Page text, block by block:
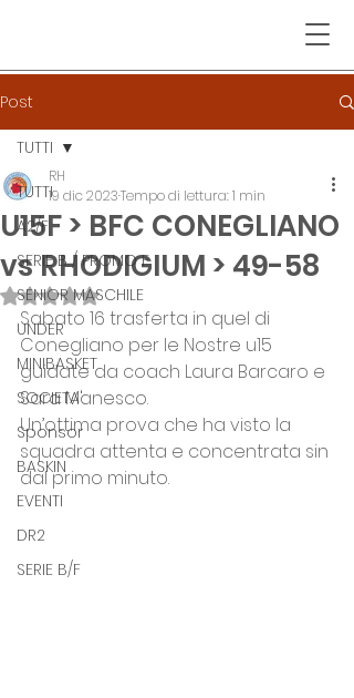
Post
TUTTI
A2/F
SERIE B / PROMO F
SENIOR MASCHILE
UNDER
MINIBASKET
SOCIETA'
Sponsor
BASKIN
EVENTI
DR2
SERIE B/F
TUTTI
U15F > BFC CONEGLIANO
vs RHODIGIUM > 49-58
RH
19 dic 2023Tempo di lettura: 1 min
Valutazione NaN stelle su 5.
Sabato 16 trasferta in quel di
Conegliano per le Nostre u15
guidate da coach Laura Barcaro e
Sara Manesco.
Un’ottima prova che ha visto la
squadra attenta e concentrata sin
dal primo minuto.